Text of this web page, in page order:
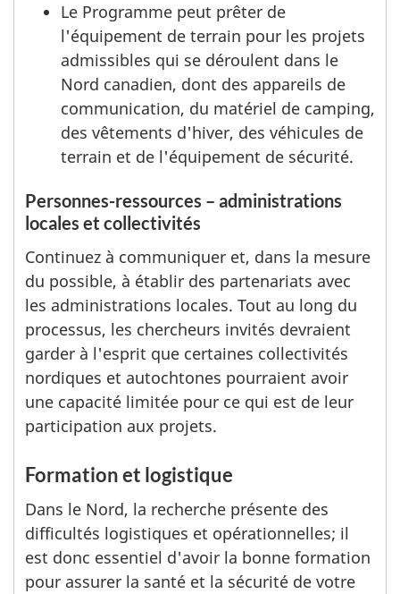
Le Programme peut prêter de
l'équipement de terrain pour les projets
admissibles qui se déroulent dans le
Nord canadien, dont des appareils de
communication, du matériel de camping,
des vêtements d'hiver, des véhicules de
terrain et de l'équipement de sécurité.
Personnes-ressources – administrations
locales et collectivités
Continuez à communiquer et, dans la mesure
du possible, à établir des partenariats avec
les administrations locales. Tout au long du
processus, les chercheurs invités devraient
garder à l'esprit que certaines collectivités
nordiques et autochtones pourraient avoir
une capacité limitée pour ce qui est de leur
participation aux projets.
Formation et logistique
Dans le Nord, la recherche présente des
difficultés logistiques et opérationnelles; il
est donc essentiel d'avoir la bonne formation
pour assurer la santé et la sécurité de votre